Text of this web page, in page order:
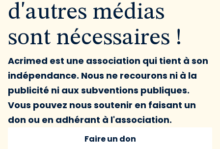
d'autres médias
sont nécessaires !
Acrimed est une association qui tient à son
indépendance. Nous ne recourons ni à la
publicité ni aux subventions publiques.
Vous pouvez nous soutenir en faisant un
don ou en adhérant à l'association.
Faire un don